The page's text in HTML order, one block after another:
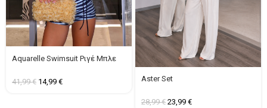
Aquarelle Swimsuit Ριγέ Μπλε
41,99€ 14,99 € Aster Set
28,99€ 23,99 €